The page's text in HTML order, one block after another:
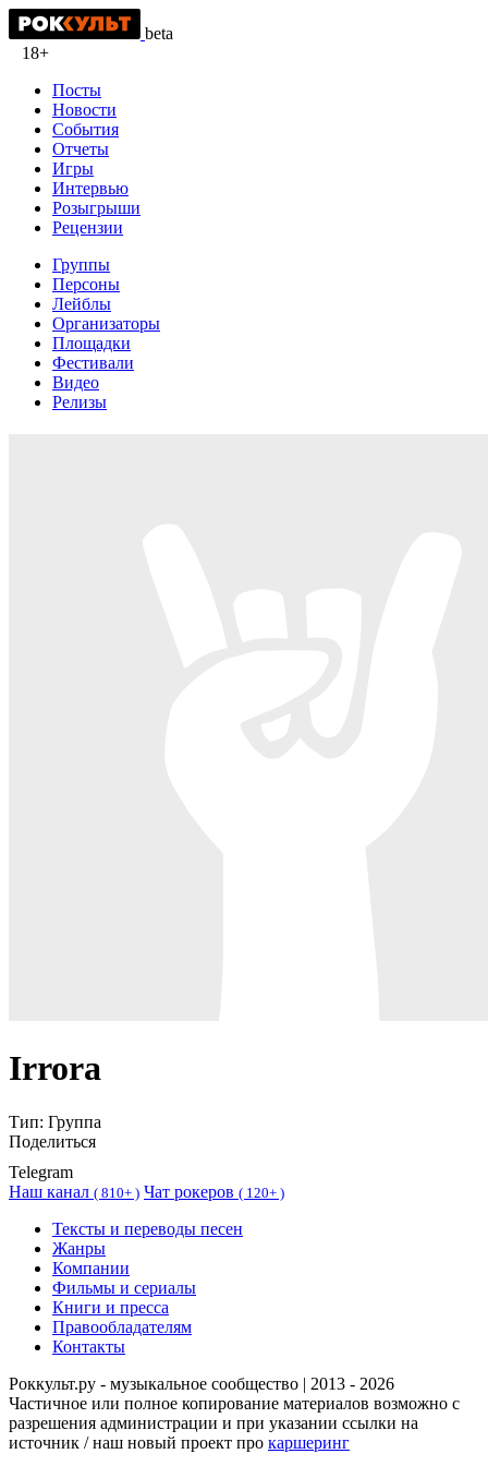
beta
18+
Посты
Новости
События
Отчеты
Игры
Интервью
Розыгрыши
Рецензии
Группы
Персоны
Лейблы
Организаторы
Площадки
Фестивали
Видео
Релизы
Irrora
Тип: Группа
Поделиться
Telegram
Наш канал ( 810+ ) Чат рокеров ( 120+ )
Тексты и переводы песен
Жанры
Компании
Фильмы и сериалы
Книги и пресса
Правообладателям
Контакты
Роккульт.ру - музыкальное сообщество | 2013 - 2026
Частичное или полное копирование материалов возможно с
разрешения администрации и при указании ссылки на
источник / наш новый проект про каршеринг